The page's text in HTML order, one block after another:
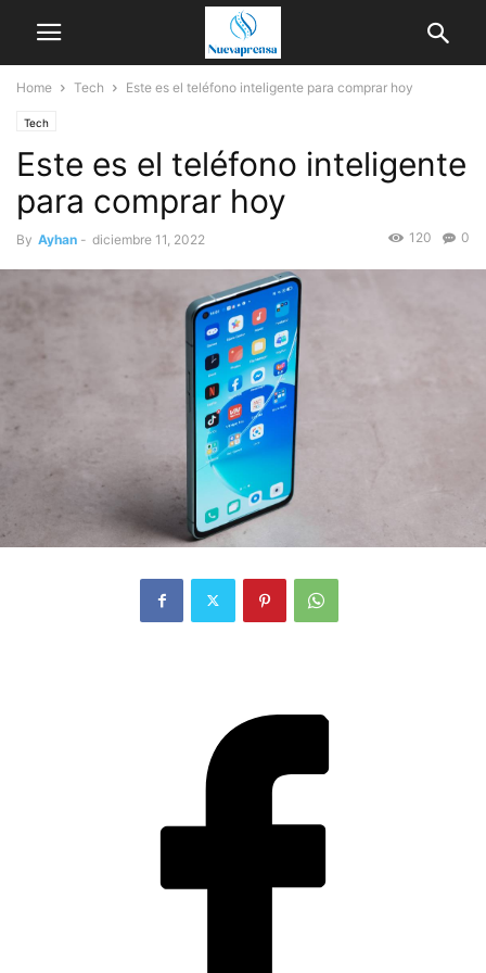
Home Tech Este es el teléfono inteligente para comprar hoy
Tech
Este es el teléfono inteligente
para comprar hoy
By Ayhan - diciembre 11, 2022 0
120